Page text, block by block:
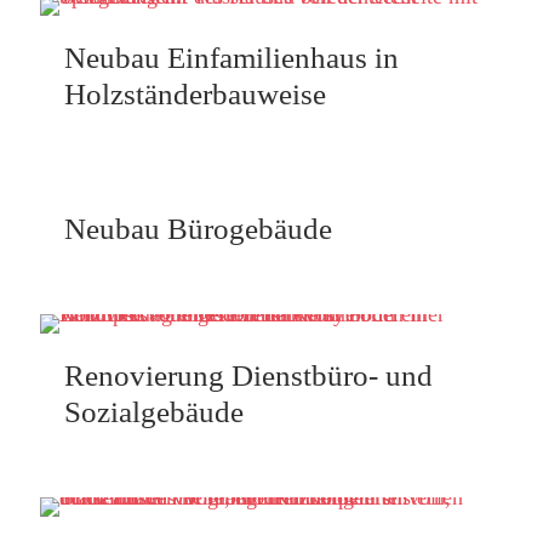
Neubau Einfamilienhaus in
Holzständerbauweise
Neubau Bürogebäude
Renovierung Dienstbüro- und
Sozialgebäude